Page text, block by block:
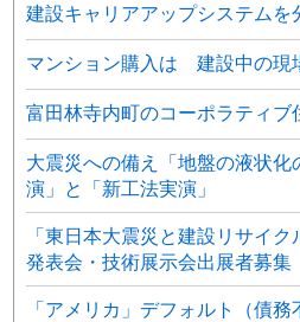
建設キャリアアップシステムを
マンション購入は 建設中の現
富田林寺内町のコーポラティブ
大震災への備え「地盤の液状化
演」と「新工法実演」
「東日本大震災と建設リサイ
発表会・技術展示会出展者募集
「アメリカ」デフォルト（債